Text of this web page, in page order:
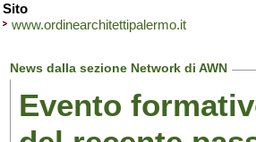
Sito
www.ordinearchitettipalermo.it
News dalla sezione Network di AWN
Evento